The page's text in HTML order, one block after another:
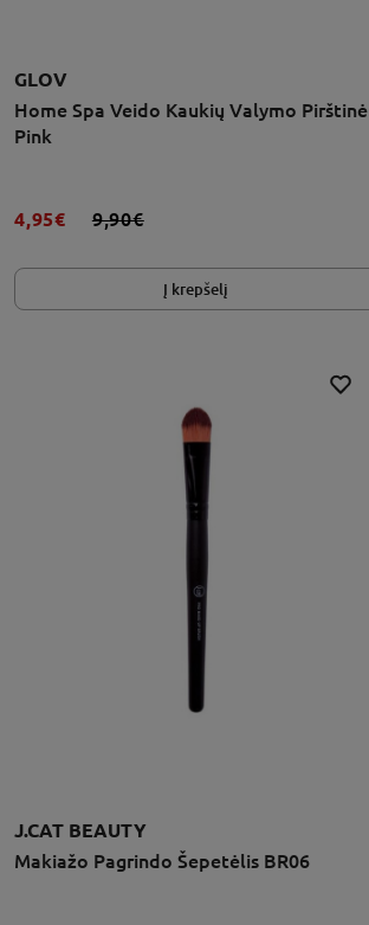
GLOV
Home Spa Veido Kaukių Valymo Pirštinė
Pink
4,95€ 9,90€
Į krepšelį
J.CAT BEAUTY
Makiažo Pagrindo Šepetėlis BR06